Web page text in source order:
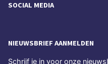
SOCIAL MEDIA
NIEUWSBRIEF AANMELDEN
Schrijf je in voor onze